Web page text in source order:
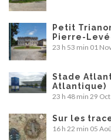
Petit
Pierre-
23 h 53 min 01
Stade
Atlantique)
23 h 48 min 29
Sur les
16 h 22 min 05